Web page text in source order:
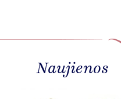
Naujienos